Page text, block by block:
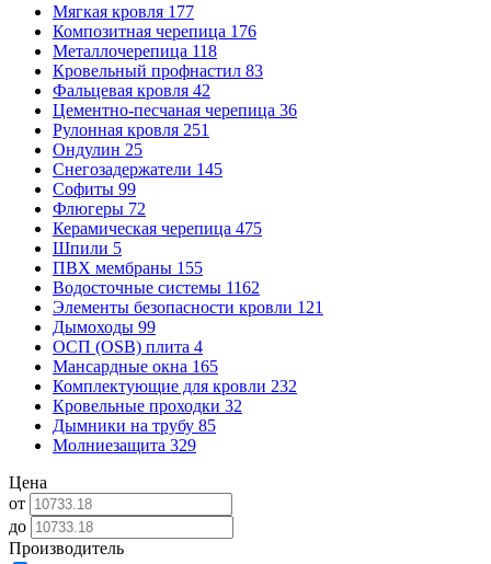
Мягкая кровля 177
Композитная черепица 176
Металлочерепица 118
Кровельный профнастил 83
Фальцевая кровля 42
Цементно-песчаная черепица 36
Рулонная кровля 251
Ондулин 25
Снегозадержатели 145
Софиты 99
Флюгеры 72
Керамическая черепица 475
Шпили 5
ПВХ мембраны 155
Водосточные системы 1162
Элементы безопасности кровли 121
Дымоходы 99
ОСП (OSB) плита 4
Мансардные окна 165
Комплектующие для кровли 232
Кровельные проходки 32
Дымники на трубу 85
Молниезащита 329
Цена
от
до
Производитель